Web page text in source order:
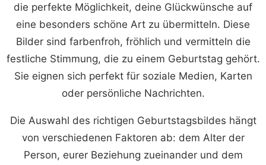
die perfekte Möglichkeit, deine Glückwünsche auf
eine besonders schöne Art zu übermitteln. Diese
Bilder sind farbenfroh, fröhlich und vermitteln die
festliche Stimmung, die zu einem Geburtstag gehört.
Sie eignen sich perfekt für soziale Medien, Karten
oder persönliche Nachrichten.
Die Auswahl des richtigen Geburtstagsbildes hängt
von verschiedenen Faktoren ab: dem Alter der
Person, eurer Beziehung zueinander und dem